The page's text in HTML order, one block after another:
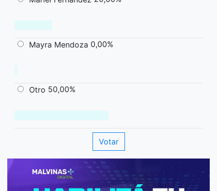
Mayra Mendoza 0,00%
Otro 50,00%